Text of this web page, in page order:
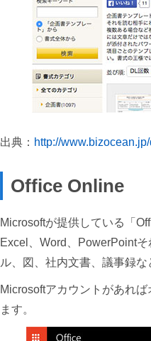
出典： http://
Office Online
Microsoftが提供している「
Excel、Word、PowerPoint
ル、図、社内文書、議事録
Microsoftアカウントがあれ
ます。